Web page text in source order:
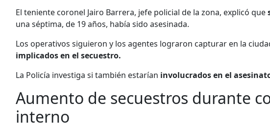
El teniente coronel Jairo Barrera, jefe policial de la zona, explicó que
una séptima, de 19 años, había sido asesinada.
Los operativos siguieron y los agentes lograron capturar en la
implicados en el secuestro.
La Policía investiga si también estarían involucrados en el
Aumento de secuestros durante
interno